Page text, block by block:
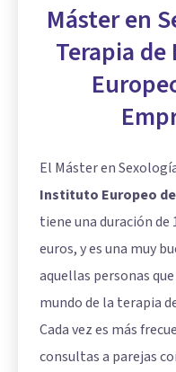
Máster en
Terapia
El Máster en
Instituto Europeo
tiene una duración de
euros, y es una muy
aquellas personas
mundo de la terapia
Cada vez es más
consultas a parejas